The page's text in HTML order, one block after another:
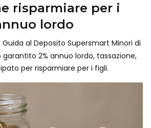
risparmiare per i
lordo
Guida al Deposito Supersmart Minori di
garantito 2% annuo lordo, tassazione,
per risparmiare per i figli.